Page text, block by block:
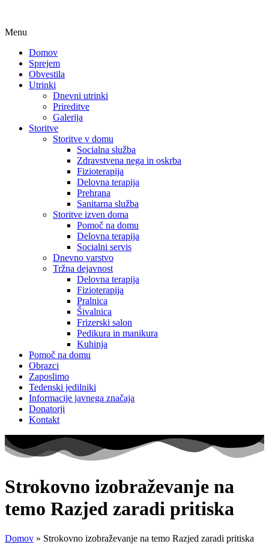
Menu
Domov
Sprejem
Obvestila
Utrinki
Dnevni utrinki
Prireditve
Galerija
Storitve
Storitve v domu
Socialna služba
Zdravstvena nega in oskrba
Fizioterapija
Delovna terapija
Prehrana
Sanitarna služba
Storitve izven doma
Pomoč na domu
Delovna terapija
Socialni servis
Dnevno varstvo
Tržna dejavnost
Delovna terapija
Fizioterapija
Pralnica
Šivalnica
Frizerski salon
Pedikura in manikura
Kuhinja
Pomoč na domu
Obrazci
Zaposlimo
Tedenski jedilniki
Informacije javnega značaja
Donatorji
Kontakt
Strokovno izobraževanje na
temo Razjed zaradi pritiska
Domov » Strokovno izobraževanje na temo Razjed zaradi pritiska